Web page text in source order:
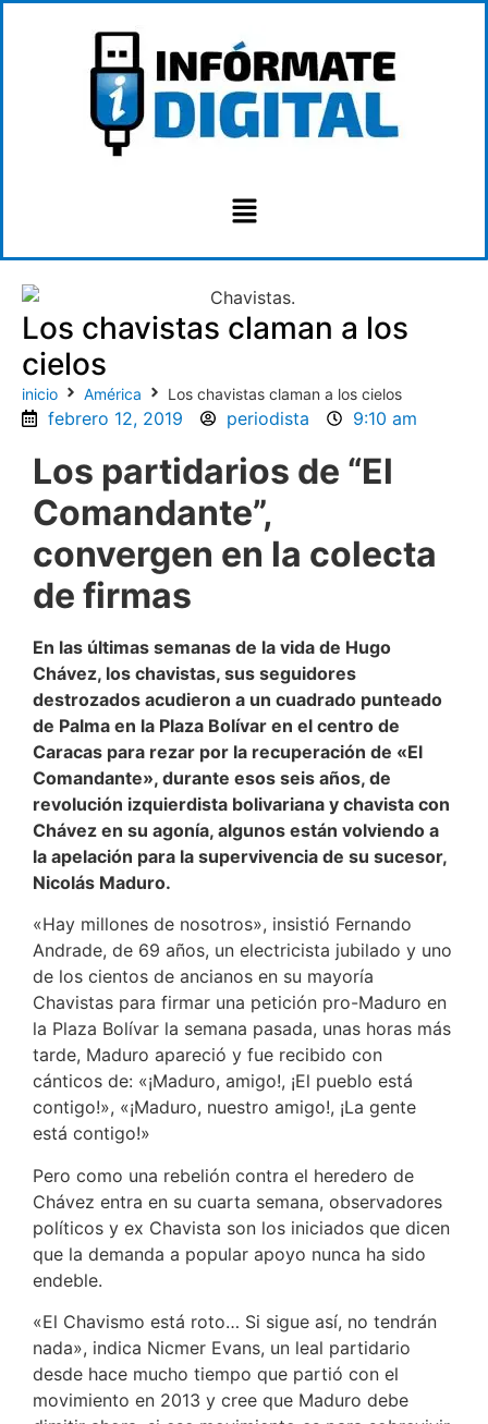
Los chavistas claman a los
cielos
inicio América Los chavistas claman a los cielos
febrero 12, 2019 periodista 9:10 am
Los partidarios de “El
Comandante”,
convergen en la colecta
de firmas
En las últimas semanas de la vida de Hugo
Chávez, los chavistas, sus seguidores
destrozados acudieron a un cuadrado punteado
de Palma en la Plaza Bolívar en el centro de
Caracas para rezar por la recuperación de «El
Comandante», durante esos seis años, de
revolución izquierdista bolivariana y chavista con
Chávez en su agonía, algunos están volviendo a
la apelación para la supervivencia de su sucesor,
Nicolás Maduro.
«Hay millones de nosotros», insistió Fernando
Andrade, de 69 años, un electricista jubilado y uno
de los cientos de ancianos en su mayoría
Chavistas para firmar una petición pro-Maduro en
la Plaza Bolívar la semana pasada, unas horas más
tarde, Maduro apareció y fue recibido con
cánticos de: «¡Maduro, amigo!, ¡El pueblo está
contigo!», «¡Maduro, nuestro amigo!, ¡La gente
está contigo!»
Pero como una rebelión contra el heredero de
Chávez entra en su cuarta semana, observadores
políticos y ex Chavista son los iniciados que dicen
que la demanda a popular apoyo nunca ha sido
endeble.
«El Chavismo está roto… Si sigue así, no tendrán
nada», indica Nicmer Evans, un leal partidario
desde hace mucho tiempo que partió con el
movimiento en 2013 y cree que Maduro debe